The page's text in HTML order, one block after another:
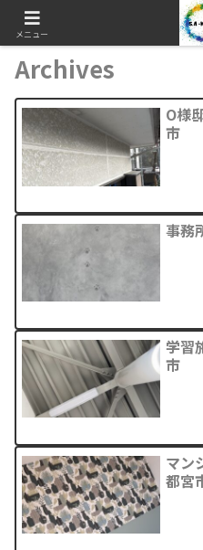
Archives
O様
市
事
学習
市
マン
都宮
メニュー